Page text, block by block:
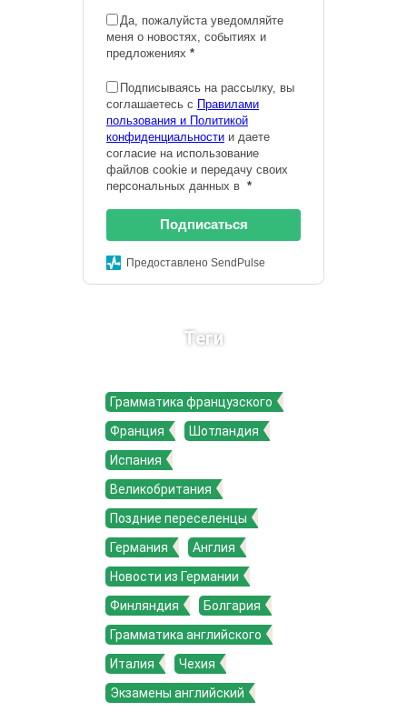
Да, пожалуйста уведомляйте
меня о новостях, событиях и
предложениях *
Подписываясь на рассылку, вы
соглашаетесь с Правилами
пользования и Политикой
конфиденциальности и даете
согласие на использование
файлов cookie и передачу своих
персональных данных в *
Подписаться
Предоставлено SendPulse
Теги
Грамматика французского
Франция
Шотландия
Испания
Великобритания
Поздние переселенцы
Германия
Англия
Новости из Германии
Финляндия
Болгария
Грамматика английского
Италия
Чехия
Экзамены английский